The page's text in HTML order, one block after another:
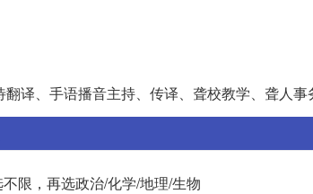
译、手语播音主持、传译、聋校教学、聋人事
限，再选政治/化学/地理/生物